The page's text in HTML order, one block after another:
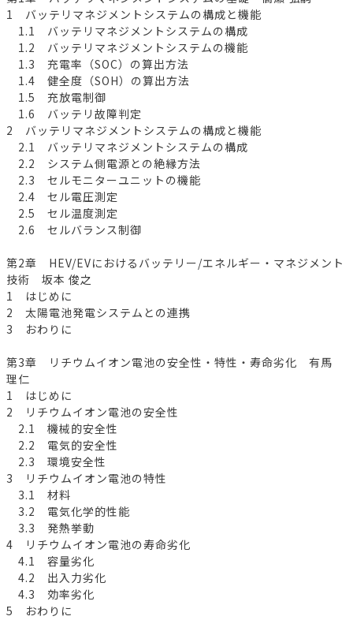
1 バッテリマネジメントシステムの構成と機能
1.1 バッテリマネジメントシステムの構成
1.2 バッテリマネジメントシステムの機能
1.3 充電率（SOC）の算出方法
1.4 健全度（SOH）の算出方法
1.5 充放電制御
1.6 バッテリ故障判定
2 バッテリマネジメントシステムの構成と機能
2.1 バッテリマネジメントシステムの構成
2.2 システム側電源との絶縁方法
2.3 セルモニターユニットの機能
2.4 セル電圧測定
2.5 セル温度測定
2.6 セルバランス制御
第2章 HEV/EVにおけるバッテリー/エネルギー・マネジメント
技術 坂本 俊之
1 はじめに
2 太陽電池発電システムとの連携
3 おわりに
第3章 リチウムイオン電池の安全性・特性・寿命劣化 有馬
理仁
1 はじめに
2 リチウムイオン電池の安全性
2.1 機械的安全性
2.2 電気的安全性
2.3 環境安全性
3 リチウムイオン電池の特性
3.1 材料
3.2 電気化学的性能
3.3 発熱挙動
4 リチウムイオン電池の寿命劣化
4.1 容量劣化
4.2 出入力劣化
4.3 効率劣化
5 おわりに